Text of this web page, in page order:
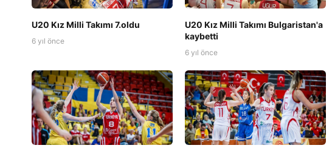
U20 Kız Milli Takımı 7.oldu
6 yıl önce
U20 Kız Milli Takımı Bulgaristan'a
kaybetti
6 yıl önce